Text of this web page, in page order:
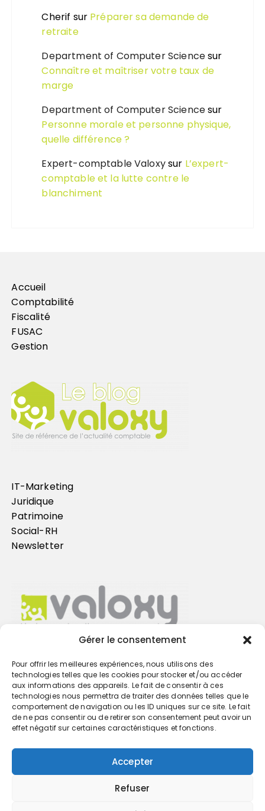
Gérer le consentement
Pour offrir les meilleures expériences, nous utilisons des
technologies telles que les cookies pour stocker et/ou accéder
aux informations des appareils. Le fait de consentir à ces
technologies nous permettra de traiter des données telles que le
comportement de navigation ou les ID uniques sur ce site. Le fait
de ne pas consentir ou de retirer son consentement peut avoir un
effet négatif sur certaines caractéristiques et fonctions.
Accepter
Refuser
Cherif sur Préparer sa demande de
retraite
Department of Computer Sciencesur
Connaître et maîtriser votre taux de
marge
Department of Computer Sciencesur
Personne morale et personne physique,
quelle différence ?
Expert-comptable Valoxysur L’expert-
comptable et la lutte contre le
blanchiment
Accueil
Comptabilité
Fiscalité
FUSAC
Gestion
IT-Marketing
Juridique
Patrimoine
Social-RH
Newsletter
Trouvez votre cabinet
GO